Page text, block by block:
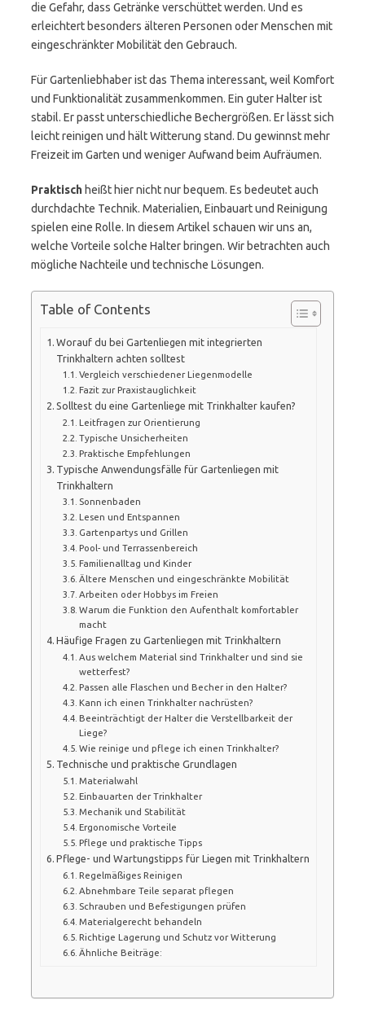
die Gefahr, dass Getränke verschüttet werden. Und es
erleichtert besonders älteren Personen oder Menschen mit
eingeschränkter Mobilität den Gebrauch.
Für Gartenliebhaber ist das Thema interessant, weil Komfort
und Funktionalität zusammenkommen. Ein guter Halter ist
stabil. Er passt unterschiedliche Bechergrößen. Er lässt sich
leicht reinigen und hält Witterung stand. Du gewinnst mehr
Freizeit im Garten und weniger Aufwand beim Aufräumen.
Praktisch heißt hier nicht nur bequem. Es bedeutet auch
durchdachte Technik. Materialien, Einbauart und Reinigung
spielen eine Rolle. In diesem Artikel schauen wir uns an,
welche Vorteile solche Halter bringen. Wir betrachten auch
mögliche Nachteile und technische Lösungen.
Table of Contents
Worauf du bei Gartenliegen mit integrierten
Trinkhaltern achten solltest
Vergleich verschiedener Liegenmodelle
Fazit zur Praxistauglichkeit
Solltest du eine Gartenliege mit Trinkhalter kaufen?
Leitfragen zur Orientierung
Typische Unsicherheiten
Praktische Empfehlungen
Typische Anwendungsfälle für Gartenliegen mit
Trinkhaltern
Sonnenbaden
Lesen und Entspannen
Gartenpartys und Grillen
Pool- und Terrassenbereich
Familienalltag und Kinder
Ältere Menschen und eingeschränkte Mobilität
Arbeiten oder Hobbys im Freien
Warum die Funktion den Aufenthalt komfortabler
macht
Häufige Fragen zu Gartenliegen mit Trinkhaltern
Aus welchem Material sind Trinkhalter und sind sie
wetterfest?
Passen alle Flaschen und Becher in den Halter?
Kann ich einen Trinkhalter nachrüsten?
Beeinträchtigt der Halter die Verstellbarkeit der
Liege?
Wie reinige und pflege ich einen Trinkhalter?
Technische und praktische Grundlagen
Materialwahl
Einbauarten der Trinkhalter
Mechanik und Stabilität
Ergonomische Vorteile
Pflege und praktische Tipps
Pflege- und Wartungstipps für Liegen mit Trinkhaltern
Regelmäßiges Reinigen
Abnehmbare Teile separat pflegen
Schrauben und Befestigungen prüfen
Materialgerecht behandeln
Richtige Lagerung und Schutz vor Witterung
Ähnliche Beiträge: